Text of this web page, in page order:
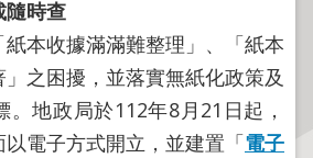
時查
本收據滿滿難整理」、「紙本
之困擾，並落實無紙化政策及
。地政局於112年8月21日起，
電子方式開立，並建置「電子